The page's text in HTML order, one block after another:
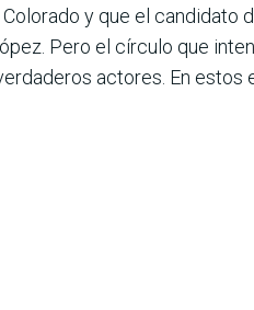
y que el candidato
Pero el círculo que
actores. En estos